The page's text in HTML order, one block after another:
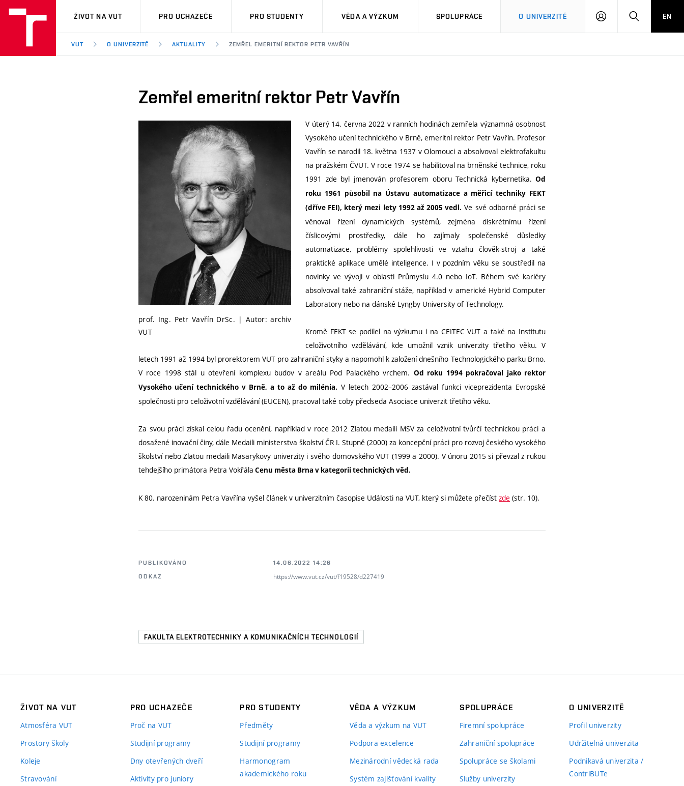
VUT
ŽIVOT NA VUT PRO UCHAZEČE PRO STUDENTY VĚDA A VÝZKUM SPOLUPRÁCE O UNIVERZITĚ
PŘIHLÁSIT HLEDATEN
VUT O UNIVERZITĚ AKTUALITY ZEMŘEL EMERITNÍ REKTOR PETR VAVŘÍN
Zemřel emeritní rektor Petr Vavřín
prof. Ing. Petr Vavřín DrSc. | Autor: archiv
VUT
V úterý 14. června 2022 v ranních hodinách zemřela významná osobnost
Vysokého učení technického v Brně, emeritní rektor Petr Vavřín. Profesor
Vavřín se narodil 18. května 1937 v Olomouci a absolvoval elektrofakultu
na pražském ČVUT. V roce 1974 se habilitoval na brněnské technice, roku
1991 zde byl jmenován profesorem oboru Technická kybernetika. Od
roku 1961 působil na Ústavu automatizace a měřicí techniky FEKT
(dříve FEI), který mezi lety 1992 až 2005 vedl. Ve své odborné práci se
věnoval řízení dynamických systémů, zejména diskrétnímu řízení
číslicovými prostředky, dále ho zajímaly společenské důsledky
automatizace, problémy spolehlivosti ve vztahu člověk-stroj a také
praktické aplikace umělé inteligence. I v pozdním věku se soustředil na
novinky ve vývoji v oblasti Průmyslu 4.0 nebo IoT. Během své kariéry
absolvoval také zahraniční stáže, například v americké Hybrid Computer
Laboratory nebo na dánské Lyngby University of Technology.
Kromě FEKT se podílel na výzkumu i na CEITEC VUT a také na Institutu
celoživotního vzdělávání, kde umožnil vznik univerzity třetího věku. V
letech 1991 až 1994 byl prorektorem VUT pro zahraniční styky a napomohl k založení dnešního Technologického parku Brno.
V roce 1998 stál u otevření komplexu budov v areálu Pod Palackého vrchem. Od roku 1994 pokračoval jako rektor
Vysokého učení technického v Brně, a to až do milénia. V letech 2002–2006 zastával funkci viceprezidenta Evropské
společnosti pro celoživotní vzdělávání (EUCEN), pracoval také coby předseda Asociace univerzit třetího věku.
Za svou práci získal celou řadu ocenění, například v roce 2012 Zlatou medaili MSV za celoživotní tvůrčí technickou práci a
dosažené inovační činy, dále Medaili ministerstva školství ČR I. Stupně (2000) za koncepční práci pro rozvoj českého vysokého
školství nebo Zlatou medaili Masarykovy univerzity i svého domovského VUT (1999 a 2000). V únoru 2015 si převzal z rukou
tehdejšího primátora Petra Vokřála Cenu města Brna v kategorii technických věd.
K 80. narozeninám Petra Vavřína vyšel článek v univerzitním časopise Události na VUT, který si můžete přečíst zde (str. 10).
PUBLIKOVÁNO
14.06.2022 14:26
ODKAZ
https://www.vut.cz/vut/f19528/d227419
FAKULTA ELEKTROTECHNIKY A KOMUNIKAČNÍCH TECHNOLOGIÍ
ŽIVOT NA VUT
Atmosféra VUT
Prostory školy
Koleje
Stravování
PRO UCHAZEČE
Proč na VUT
Studijní programy
Dny otevřených dveří
Aktivity pro juniory
PRO STUDENTY
Předměty
Studijní programy
Harmonogram
akademického roku
VĚDA A VÝZKUM
Věda a výzkum na VUT
Podpora excelence
Mezinárodní vědecká rada
Systém zajišťování kvality
SPOLUPRÁCE
Firemní spolupráce
Zahraniční spolupráce
Spolupráce se školami
Služby univerzity
O UNIVERZITĚ
Profil univerzity
Udržitelná univerzita
Podnikavá univerzita /
ContriBUTe